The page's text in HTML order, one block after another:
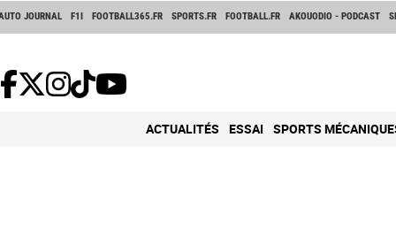
JOURNAL F1I FOOTBALL365.FR SPORTS.FR FOOTBALL.FR AKOUODIO - PODCAST
ACTUALITÉS ESSAI SPORTS